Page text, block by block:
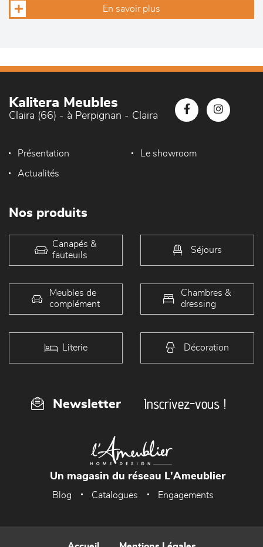
En savoir plus
Kalitera Meubles
Claira (66) - à Perpignan - Claira
Présentation Le showroom
Actualités
Nos produits
Canapés &
fauteuils
Séjours
Meubles de
complément
Chambres &
dressing
Literie Décoration
Newsletter Inscrivez-vous !
Un magasin du réseau L'Ameublier
Blog Catalogues Engagements